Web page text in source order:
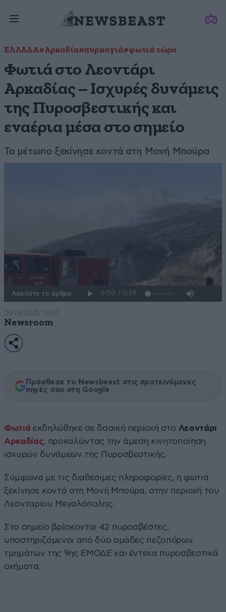
ΕΛΛΑΔΑ#Αρκαδία#πυρκαγιά#φωτιά τώρα
Φωτιά στο Λεοντάρι
Αρκαδίας – Ισχυρές δυνάμεις
της Πυροσβεστικής και
εναέρια μέσα στο σημείο
Το μέτωπο ξεκίνησε κοντά στη Μονή Μπούρα
Ακούστε το άρθρο
09·08·2025 10:07
Newsroom
Πρόσθεσε το Newsbeast στις προτεινόμενες
πηγές σου στη Google
Φωτιά εκδηλώθηκε σε δασική περιοχή στο Λεοντάρι
Αρκαδίας, προκαλώντας την άμεση κινητοποίηση
ισχυρών δυνάμεων της Πυροσβεστικής.
Σύμφωνα με τις διαθέσιμες πληροφορίες, η φωτιά
ξεκίνησε κοντά στη Μονή Μπούρα, στην περιοχή του
Λεονταρίου Μεγαλόπολης.
Στο σημείο βρίσκονται 42 πυροσβέστες,
υποστηριζόμενοι από δύο ομάδες πεζοπόρων
τμημάτων της 9ης ΕΜΟΔΕ και έντεκα πυροσβεστικά
οχήματα.